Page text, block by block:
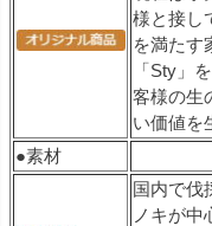
様と接し
を満たす
「Sty」
客様の生
い価値を
●素材
国内で伐
ノキが